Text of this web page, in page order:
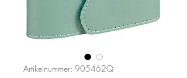
Artikelnummer: 905462Q